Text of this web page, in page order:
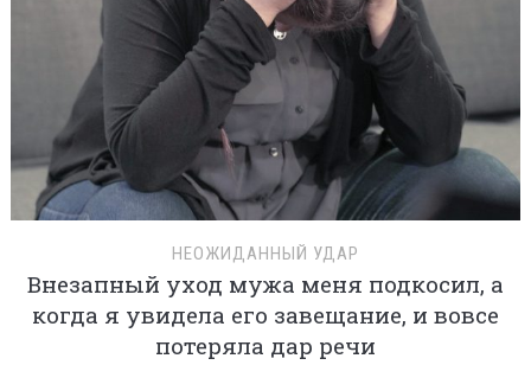
НЕОЖИДАННЫЙ УДАР
Внезапный уход мужа меня подкосил, а
когда я увидела его завещание, и вовсе
потеряла дар речи